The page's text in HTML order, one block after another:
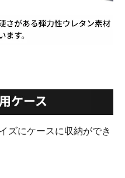
ズにケースに収納ができ